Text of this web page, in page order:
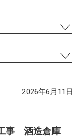
2026年6月11日
事 酒造倉庫